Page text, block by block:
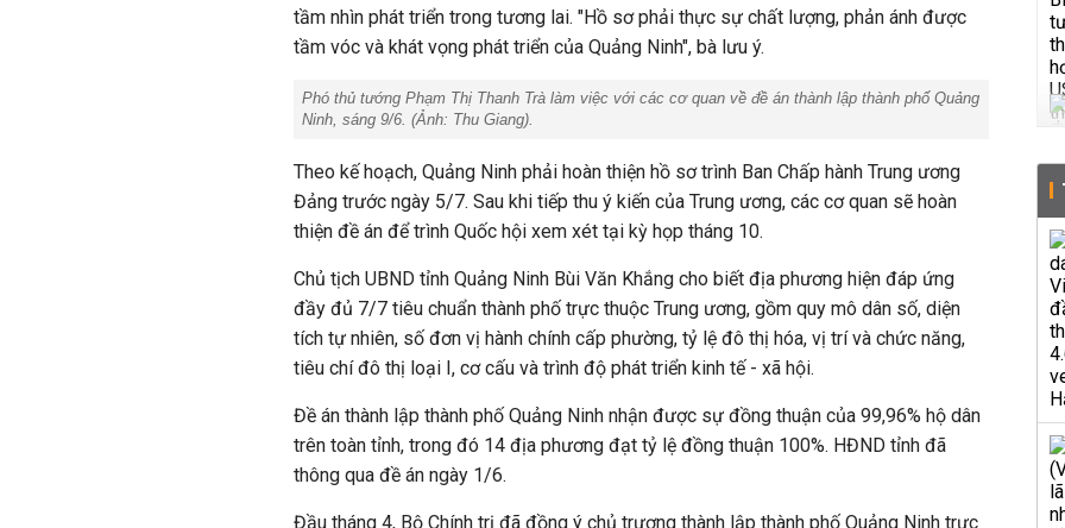
tầm nhìn phát triển trong tương lai. "Hồ sơ phải thực sự chất lượng, phản ánh được
tầm vóc và khát vọng phát triển của Quảng Ninh", bà lưu ý.
Phó thủ tướng Phạm Thị Thanh Trà làm việc với các cơ quan về đề án thành lập thành phố Quảng
Ninh, sáng 9/6. (Ảnh: Thu Giang).
Theo kế hoạch, Quảng Ninh phải hoàn thiện hồ sơ trình Ban Chấp hành Trung ương
Đảng trước ngày 5/7. Sau khi tiếp thu ý kiến của Trung ương, các cơ quan sẽ hoàn
thiện đề án để trình Quốc hội xem xét tại kỳ họp tháng 10.
Chủ tịch UBND tỉnh Quảng Ninh Bùi Văn Khắng cho biết địa phương hiện đáp ứng
đầy đủ 7/7 tiêu chuẩn thành phố trực thuộc Trung ương, gồm quy mô dân số, diện
tích tự nhiên, số đơn vị hành chính cấp phường, tỷ lệ đô thị hóa, vị trí và chức năng,
tiêu chí đô thị loại I, cơ cấu và trình độ phát triển kinh tế - xã hội.
Đề án thành lập thành phố Quảng Ninh nhận được sự đồng thuận của 99,96% hộ dân
trên toàn tỉnh, trong đó 14 địa phương đạt tỷ lệ đồng thuận 100%. HĐND tỉnh đã
thông qua đề án ngày 1/6.
Đầu tháng 4, Bộ Chính trị đã đồng ý chủ trương thành lập thành phố Quảng Ninh trực